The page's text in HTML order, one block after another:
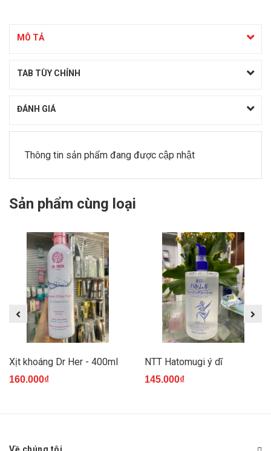
MÔ TẢ
TAB TÙY CHỈNH
ĐÁNH GIÁ
Thông tin sản phẩm đang được cập nhật
Sản phẩm cùng loại
Xịt khoáng Dr Her - 400ml
160.000₫
NTT Hatomugi ý dĩ
145.000₫